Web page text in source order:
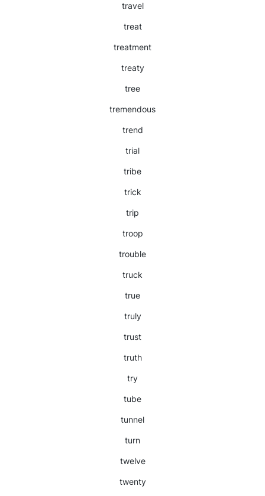
travel
treat
treatment
treaty
tree
tremendous
trend
trial
tribe
trick
trip
troop
trouble
truck
true
truly
trust
truth
try
tube
tunnel
turn
twelve
twenty